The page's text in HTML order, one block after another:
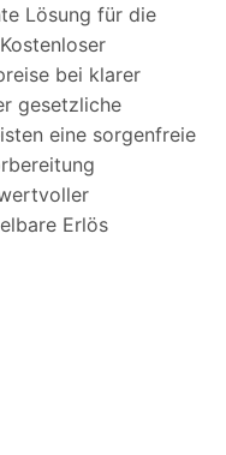
Lösung für die
bei klarer
gesetzliche
eine sorgenfreie
Erlös